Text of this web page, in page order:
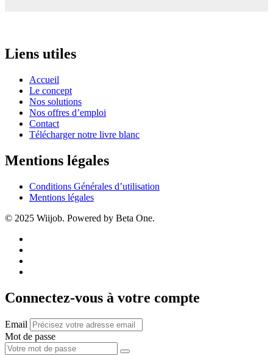
Liens utiles
Accueil
Le concept
Nos solutions
Nos offres d’emploi
Contact
Télécharger notre livre blanc
Mentions légales
Conditions Générales d’utilisation
Mentions légales
© 2025 Wiijob. Powered by Beta One.
Connectez-vous à votre compte
Email
Mot de passe